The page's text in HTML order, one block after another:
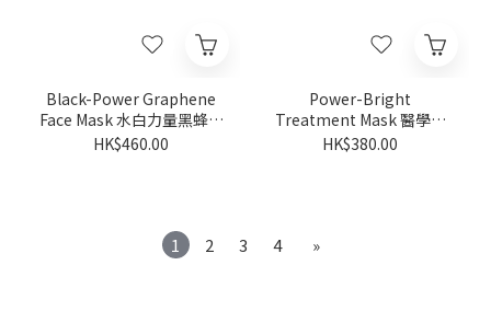
Black-Power Graphene
Face Mask 水白力量黑蜂巢
面膜 5pc/ box
HK$460.00
Power-Bright
Treatment Mask 醫學級
亮白鎖水面膜 5pc/box
HK$380.00
1 2 3 4 »